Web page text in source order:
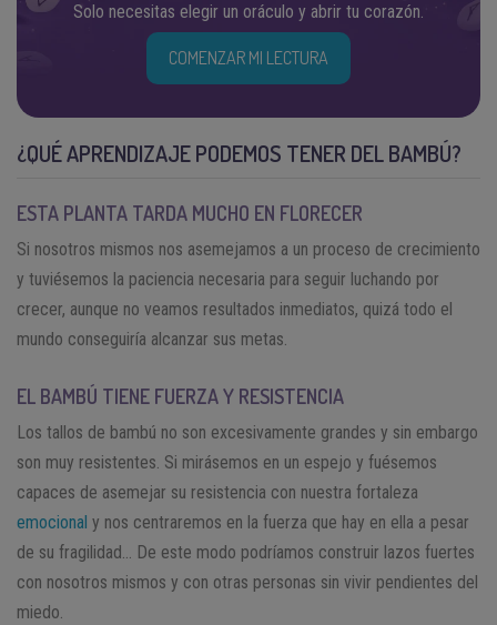
Solo necesitas elegir un oráculo y abrir tu corazón.
COMENZAR MI LECTURA
¿QUÉ APRENDIZAJE PODEMOS TENER DEL BAMBÚ?
ESTA PLANTA TARDA MUCHO EN FLORECER
Si nosotros mismos nos asemejamos a un proceso de crecimiento
y tuviésemos la paciencia necesaria para seguir luchando por
crecer, aunque no veamos resultados inmediatos, quizá todo el
mundo conseguiría alcanzar sus metas.
EL BAMBÚ TIENE FUERZA Y RESISTENCIA
Los tallos de bambú no son excesivamente grandes y sin embargo
son muy resistentes. Si mirásemos en un espejo y fuésemos
capaces de asemejar su resistencia con nuestra fortaleza
emocional y nos centraremos en la fuerza que hay en ella a pesar
de su fragilidad… De este modo podríamos construir lazos fuertes
con nosotros mismos y con otras personas sin vivir pendientes del
miedo.